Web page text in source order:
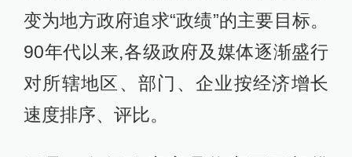
变为地方政府追求“政绩”的主要目标。
90年代以来,各级政府及媒体逐渐盛行
对所辖地区、部门、企业按经济增长
速度排序、评比。